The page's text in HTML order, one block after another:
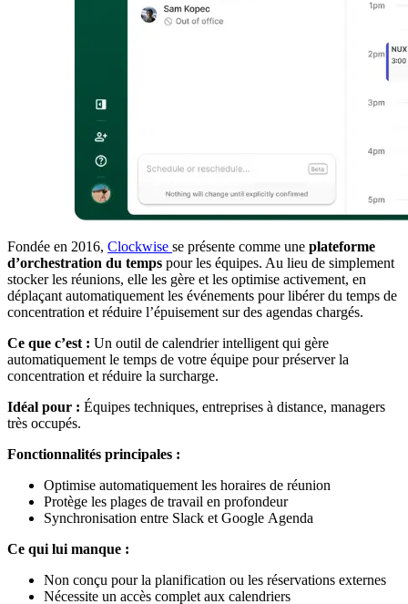
Fondée en 2016, Clockwise se présente comme une plateforme
d’orchestration du temps pour les équipes. Au lieu de simplement
stocker les réunions, elle les gère et les optimise activement, en
déplaçant automatiquement les événements pour libérer du temps de
concentration et réduire l’épuisement sur des agendas chargés.
Ce que c’est : Un outil de calendrier intelligent qui gère
automatiquement le temps de votre équipe pour préserver la
concentration et réduire la surcharge.
Idéal pour : Équipes techniques, entreprises à distance, managers
très occupés.
Fonctionnalités principales :
Optimise automatiquement les horaires de réunion
Protège les plages de travail en profondeur
Synchronisation entre Slack et Google Agenda
Ce qui lui manque :
Non conçu pour la planification ou les réservations externes
Nécessite un accès complet aux calendriers